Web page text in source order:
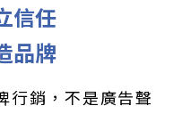
信任
品牌
行銷，不是廣告聲